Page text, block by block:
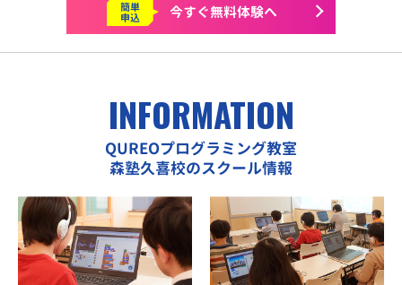
簡単
申込 今すぐ無料体験へ
INFORMATION
QUREOプログラミング教室
森塾久喜校のスクール情報